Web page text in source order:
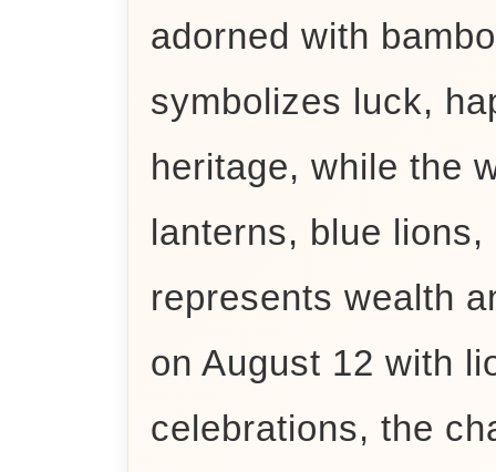
adorned with
symbolizes luck,
heritage, while the
lanterns, blue
represents wealth
on August 12 with
celebrations, the